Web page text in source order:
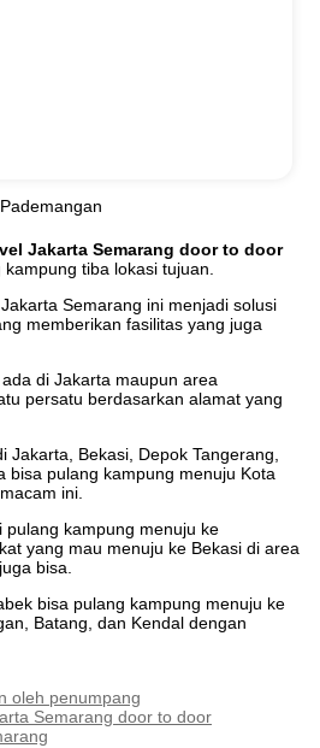
Jakarta Semarang door to door
tiba lokasi tujuan.
Semarang ini menjadi solusi
memberikan fasilitas yang juga
di Jakarta maupun area
persatu berdasarkan alamat yang
Jakarta, Bekasi, Depok Tangerang,
bisa pulang kampung menuju Kota
ini.
pulang kampung menuju ke
yang mau menuju ke Bekasi di area
bisa.
bisa pulang kampung menuju ke
Batang, dan Kendal dengan
oleh penumpang
Semarang door to door